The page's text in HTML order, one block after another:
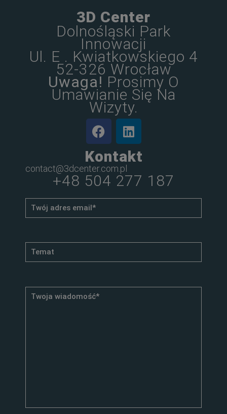
3D Center
Dolnośląski Park
Innowacji
Ul. E . Kwiatkowskiego 4
52-326 Wrocław
Uwaga! Prosimy O
Umawianie Się Na
Wizyty.
Kontakt
contact@3dcenter.com.pl
+48 504 277 187